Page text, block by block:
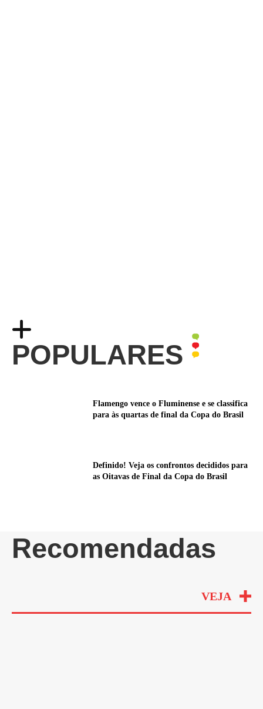
POPULARES
Flamengo vence o Fluminense e se classifica
para às quartas de final da Copa do Brasil
Definido! Veja os confrontos decididos para
as Oitavas de Final da Copa do Brasil
Recomendadas
VEJA